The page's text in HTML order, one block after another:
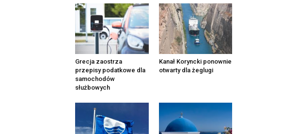
Grecja zaostrza
przepisy podatkowe dla
samochodów
służbowych
Kanał Koryncki ponownie
otwarty dla żeglugi